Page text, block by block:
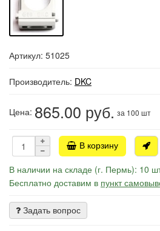
Артикул: 51025
Производитель: DKC
Цена: 865.00 руб. за 100 шт
В корзину
В наличии на складе (г. Пермь): 10
Бесплатно доставим в пункт
Задать вопрос